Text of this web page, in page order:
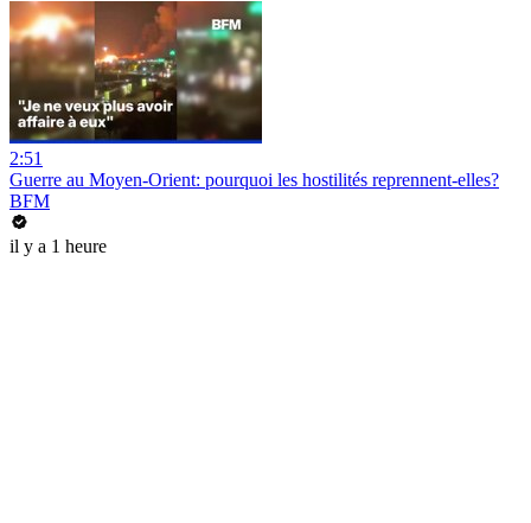
2:51
Guerre au Moyen-Orient: pourquoi les hostilités reprennent-elles?
BFM
il y a 1 heure